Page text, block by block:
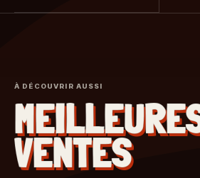
À DÉCOUVRIR AUSSI
VENTES